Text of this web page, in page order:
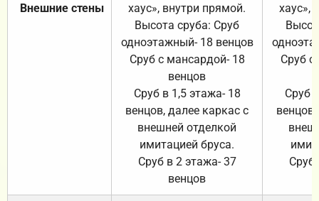
Внешние стены
хаус», внутри прямой.
Высота сруба: Сруб
одноэтажный- 18 венцов
Сруб с мансардой- 18
венцов
Сруб в 1,5 этажа- 18
венцов, далее каркас с
внешней отделкой
имитацией бруса.
Сруб в 2 этажа- 37
венцов
хаус»,
Сруб с
Сруб
Сруб